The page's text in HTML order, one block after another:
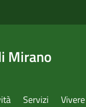
Mirano
Servizi